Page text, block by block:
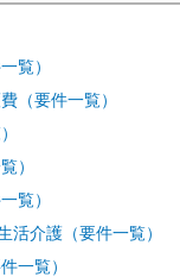
覧）
（要件一覧）
）
覧）
活介護（要件一覧）
一覧）